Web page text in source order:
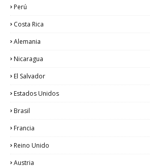
Perú
Costa Rica
Alemania
Nicaragua
El Salvador
Estados Unidos
Brasil
Francia
Reino Unido
Austria